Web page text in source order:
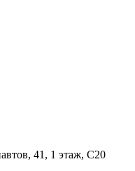
41, 1 этаж, С20